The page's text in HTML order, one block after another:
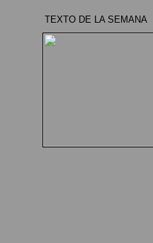
TEXTO DE LA SEMANA